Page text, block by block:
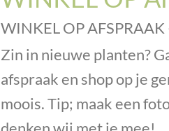
WINKEL OP
Zin in nieuwe planten?
afspraak en shop op je
moois. Tip; maak een